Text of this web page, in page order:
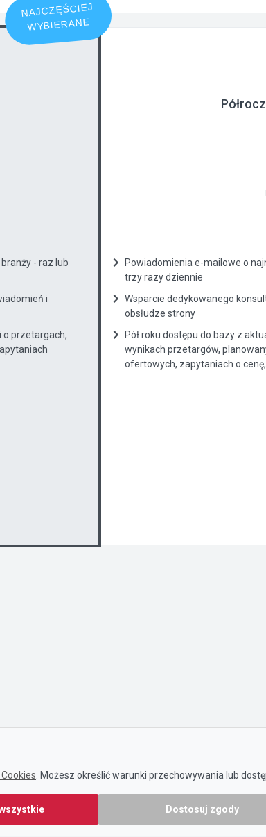
NAJCZĘŚCIEJ
WYBIERANE
- raz lub
i
o przetargach,
Powiadomienia e-mailowe o
trzy razy dziennie
Wsparcie dedykowanego
obsłudze strony
Pół roku dostępu do bazy z
wynikach przetargów,
ofertowych, zapytaniach o cenę,
. Możesz określić warunki przechowywania lub
Dostosuj zgody